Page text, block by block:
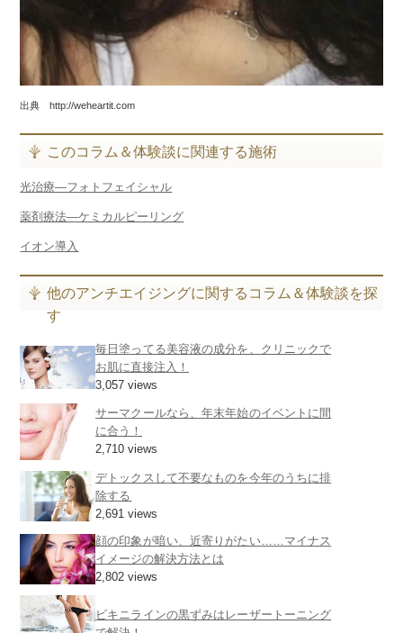
出典 http://weheartit.com
このコラム＆体験談に関連する施術
光治療―フォトフェイシャル
薬剤療法―ケミカルピーリング
イオン導入
他のアンチエイジングに関するコラム＆体験談を探
す
毎日塗ってる美容液の成分を、クリニックで
お肌に直接注入！
3,057 views
サーマクールなら、年末年始のイベントに間
に合う！
2,710 views
デトックスして不要なものを今年のうちに排
除する
2,691 views
顔の印象が暗い、近寄りがたい……マイナス
イメージの解決方法とは
2,802 views
ビキニラインの黒ずみはレーザートーニング